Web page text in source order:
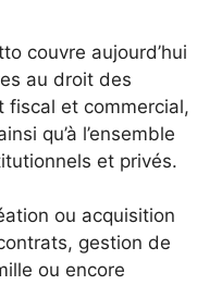
couvre aujourd’hui
au droit des
fiscal et commercial,
qu’à l’ensemble
et privés.
ou acquisition
gestion de
ou encore